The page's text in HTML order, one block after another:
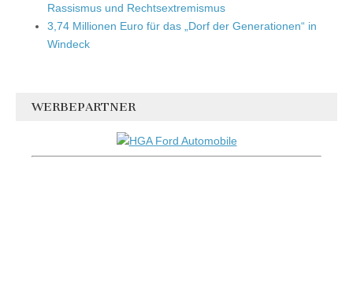
Rassismus und Rechtsextremismus
3,74 Millionen Euro für das „Dorf der Generationen“ in
Windeck
WERBEPARTNER